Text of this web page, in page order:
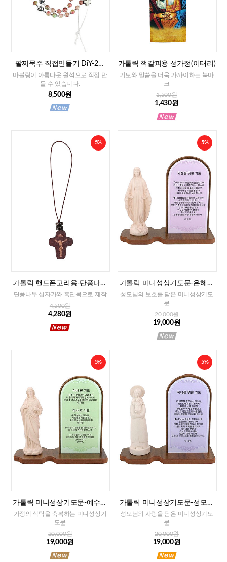
팔찌묵주 직접만들기 DiY-2줄
팔찌묵주 화만옥 4mm
마블링이 아름다운 원석으로 직접 만
들 수 있습니다.
8,500원
가톨릭 책갈피용 성가정(이태리)
기도와 말씀을 더욱 가까이하는 북마
크
1,500원
1,430원
5%
가톨릭 핸드폰고리용-단풍나무
십자가
단풍나무 십자가와 흑단목으로 제작
4,500원
4,280원
5%
가톨릭 미니성상기도문-은혜성
모(가정을 위한 기도)
성모님의 보호를 담은 미니성상기도
문
20,000원
19,000원
5%
가톨릭 미니성상기도문-예수성
심(식사전후 기도)
가정의 식탁을 축복하는 미니성상기
도문
20,000원
19,000원
5%
가톨릭 미니성상기도문-성모자
(자녀를 위한 기도)
성모님의 사랑을 담은 미니성상기도
문
20,000원
19,000원